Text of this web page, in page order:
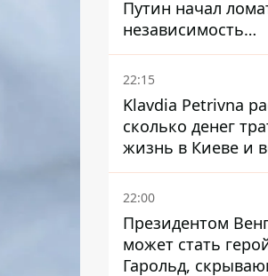
Путин начал
независимость
собственного
заставив снизить
ставку
22:15
Klavdia Petrivna
сколько денег
жизнь в Киеве и
вкладывает
22:00
Президентом
может стать
Гарольд,